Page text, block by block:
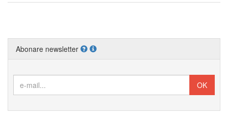
Abonare newsletter